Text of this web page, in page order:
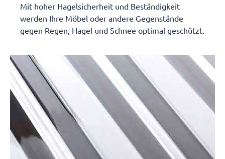
Mit hoher Hagelsicherheit und Beständigkeit
werden Ihre Möbel oder andere Gegenstände
gegen Regen, Hagel und Schnee optimal geschützt.